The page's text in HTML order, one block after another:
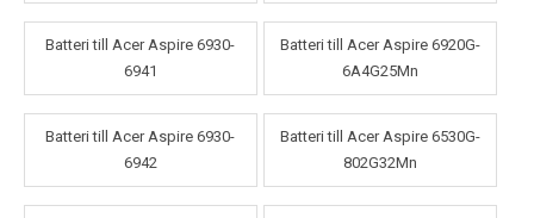
Batteri till Acer Aspire 6930-
6941
Batteri till Acer Aspire 6920G-
6A4G25Mn
Batteri till Acer Aspire 6930-
6942
Batteri till Acer Aspire 6530G-
802G32Mn